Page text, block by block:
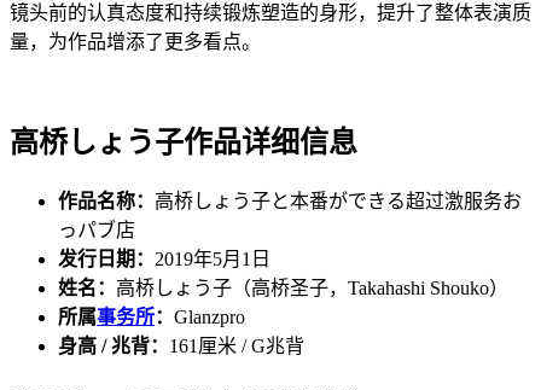
镜头前的认真态度和持续锻炼塑造的身形，提升了整体表演质
量，为作品增添了更多看点。
高桥しょう子作品详细信息
作品名称： 高桥しょう子と本番ができる超过激服务お
っパブ店
发行日期： 2019年5月1日
姓名： 高桥しょう子（高桥圣子，Takahashi Shouko）
所属事务所： Glanzpro
身高 / 兆背： 161厘米 / G兆背